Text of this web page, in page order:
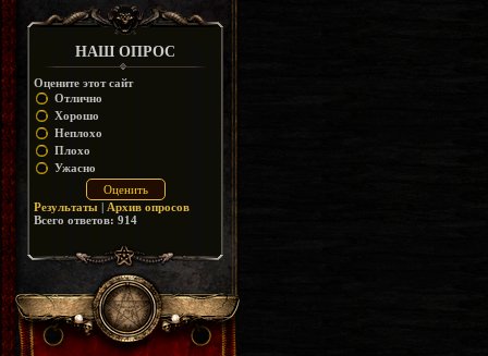
НАШ ОПРОС
Оцените этот сайт
Отлично
Хорошо
Неплохо
Плохо
Ужасно
Результаты | Архив опросов
Всего ответов: 914